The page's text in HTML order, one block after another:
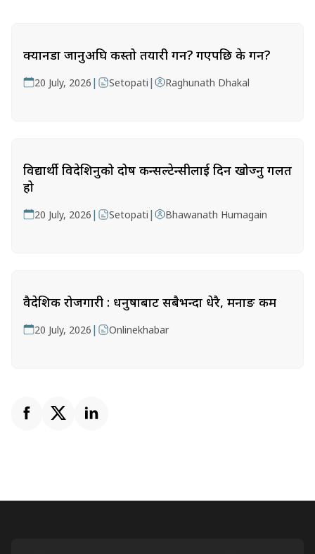
क्यानडा जानुअघि कस्तो तयारी गर्ने? गएपछि के गर्ने?
20 July, 2026 | Setopati | Raghunath Dhakal
विद्यार्थी विदेशिनुको दोष कन्सल्टेन्सीलाई दिन खोज्नु गलत
हो
20 July, 2026 | Setopati | Bhawanath Humagain
वैदेशिक रोजगारी : धनुषाबाट सबैभन्दा धेरै, मनाङ कम
20 July, 2026 | Onlinekhabar